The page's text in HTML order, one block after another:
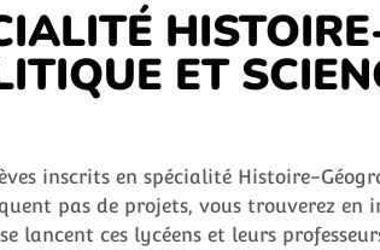
ET
inscrits en spécialité Histoire-
pas de projets, vous trouverez en
lancent ces lycéens et leurs